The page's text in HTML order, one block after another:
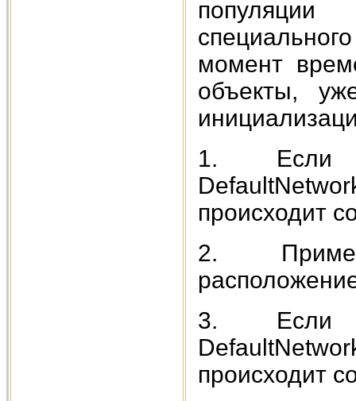
популяции
момент
объекты,
1. Если в
происходит
2.
3. Если в
происходит